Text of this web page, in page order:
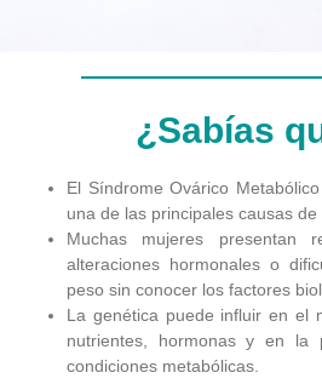
¿Sabías
El Síndrome Ovárico
una de las principales causas de
Muchas mujeres presentan
alteraciones hormonales o
peso sin conocer los factores
La genética puede influir en el
nutrientes, hormonas y en la
condiciones metabólicas.